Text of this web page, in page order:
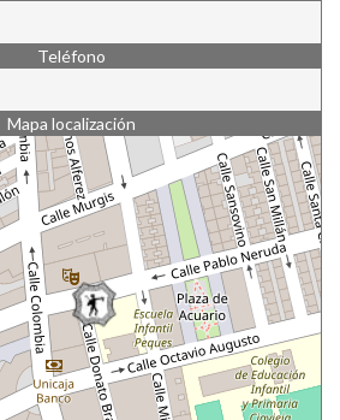
Teléfono
Mapa localización